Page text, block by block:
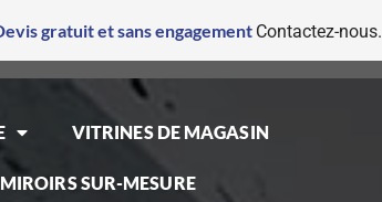
gratuit et sans engagement Contactez-nous.
VITRINES DE MAGASIN
MIROIRS SUR-MESURE